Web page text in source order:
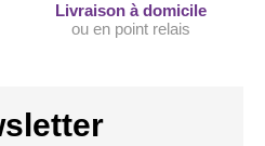
Livraison à domicile
ou en point relais